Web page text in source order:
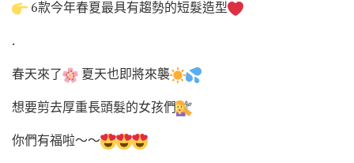
6款今年春夏最具有趨勢的短髮造型
.
春天來了
夏天也即將來襲
想要剪去厚重長頭髮的女孩們
你們有福啦～～